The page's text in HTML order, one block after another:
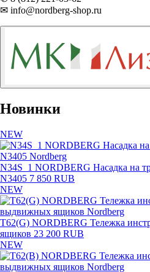
✉ info@nordberg-shop.ru
Новинки
NEW
N34S_1 NORDBERG Насадка на
N3405 7 850 RUB
NEW
T62(G) NORDBERG Тележка
ящиков 23 200 RUB
NEW